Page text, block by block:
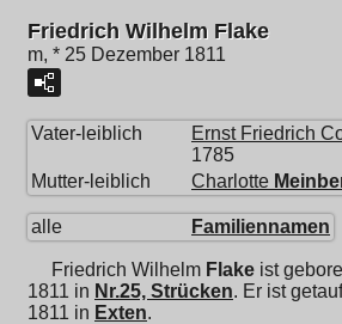
Friedrich Wilhelm Flake
m, * 25 Dezember 1811
Vater-leiblich Ernst Friedrich
1785
Mutter-leiblich
Charlotte
alle Familiennamen
Friedrich Wilhelm Flake ist
1811 in Nr.25, Strücken. Er ist
1811 in Exten.